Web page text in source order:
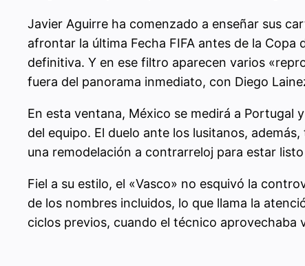
Javier Aguirre ha comenzado a enseñar sus
afrontar la última Fecha FIFA antes de la
definitiva. Y en ese filtro aparecen varios
fuera del panorama inmediato, con Diego
En esta ventana, México se medirá a Portugal
del equipo. El duelo ante los lusitanos,
una remodelación a contrarreloj para estar
Fiel a su estilo, el «Vasco» no esquivó la
de los nombres incluidos, lo que llama la
ciclos previos, cuando el técnico aprovechaba